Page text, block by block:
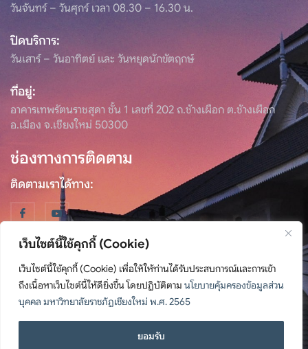
เว็บไซต์นี้ใช้คุกกี้ (Cookie)
เว็บไซต์นี้ใช้คุกกี้ (Cookie) เพื่อให้ให้ท่านได้รับประสบการณ์และการเข้า
ถึงเนื้อหาเว็บไซต์นี้ให้ดียิ่งขึ้น โดยปฏิบัติตาม นโยบายคุ้มครองข้อมูลส่วน
บุคคล มหาวิทยาลัยราชภัฏเชียงใหม่ พ.ศ. 2565
ยอมรับ
วันจันทร์ – วันศุกร์ เวลา 08.30 – 16.30 น.
ปิดบริการ:
วันเสาร์ – วันอาทิตย์ และ วันหยุดนักขัตฤกษ์
ที่อยู่:
อาคารเทพรัตนราชสุดา ชั้น 1 เลขที่ 202 ถ.ช้างเผือก ต.ช้างเผือก
อ.เมือง จ.เชียงใหม่ 50300
ช่องทางการติดตาม
ติดตามเราได้ทาง:
© สงวนลิขสิทธิ์ พ.ศ. 2567, สำนักศิลปะและวัฒนธรรม มหาวิทยาลัย
นโยบายคุ้มครองข้อมูลส่วนบุคคล